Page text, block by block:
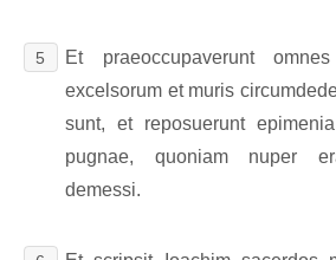
5
Et praeoccupaverunt
excelsorum et muris
sunt, et reposuerunt
pugnae, quoniam nuper
demessi.